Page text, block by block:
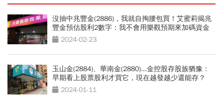
沒抽中兆豐金(2886)，我就自掏腰包買！艾蜜莉揭兆
豐金預估股利2數字：我不會用樂觀預期來加碼資金
2024-02-23
玉山金(2884)、華南金(2880)...金控股存股族猶豫：
早期看上股票股利才買它，現在越發越少還能存？
2024-01-11